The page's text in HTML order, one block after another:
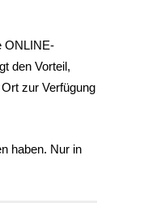
ONLINE-
den Vorteil,
zur Verfügung
haben. Nur in